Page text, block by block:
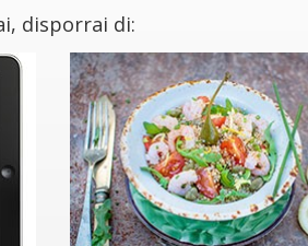
disporrai di: